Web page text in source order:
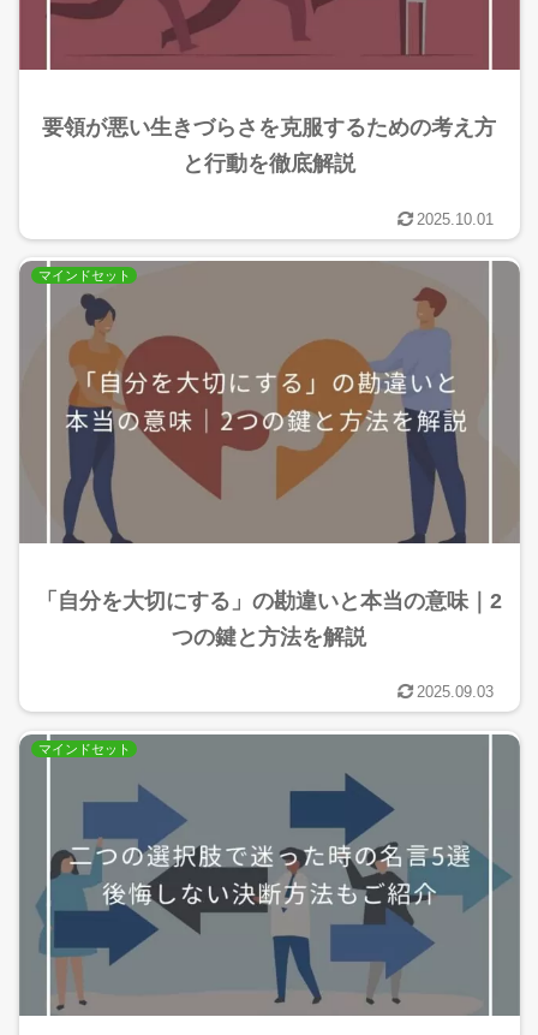
要領が悪い生きづらさを克服するための考え方
と行動を徹底解説
2025.10.01
マインドセット
「自分を大切にする」の勘違いと本当の意味｜2
つの鍵と方法を解説
2025.09.03
マインドセット